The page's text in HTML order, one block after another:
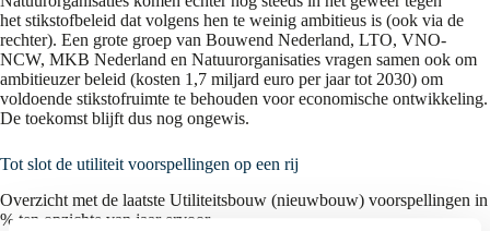
het stikstofbeleid dat volgens hen te weinig ambitieus is (ook via de
rechter). Een grote groep van Bouwend Nederland, LTO, VNO-
NCW, MKB Nederland en Natuurorganisaties vragen samen ook om
ambitieuzer beleid (kosten 1,7 miljard euro per jaar tot 2030) om
voldoende stikstofruimte te behouden voor economische ontwikkeling.
De toekomst blijft dus nog ongewis.
Tot slot de utiliteit voorspellingen op een rij
Overzicht met de laatste Utiliteitsbouw (nieuwbouw) voorspellingen in
% ten opzichte van jaar ervoor.